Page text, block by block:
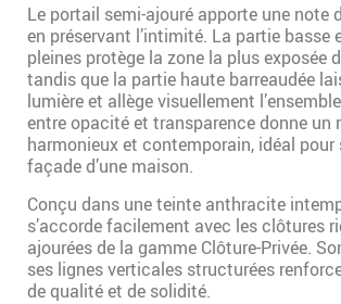
Le portail semi-ajouré apporte une note
en préservant l’intimité. La partie basse
pleines protège la zone la plus exposée
tandis que la partie haute barreaudée
lumière et allège visuellement
entre opacité et transparence donne un
harmonieux et contemporain, idéal pour
façade d’une maison.
Conçu dans une teinte anthracite
s’accorde facilement avec les clôtures
ajourées de la gamme Clôture-Privée.
ses lignes verticales structurées
de qualité et de solidité.